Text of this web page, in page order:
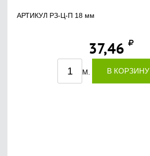
АРТИКУЛ РЗ-Ц-П 18 мм
37,46
М. В КОРЗИНУ